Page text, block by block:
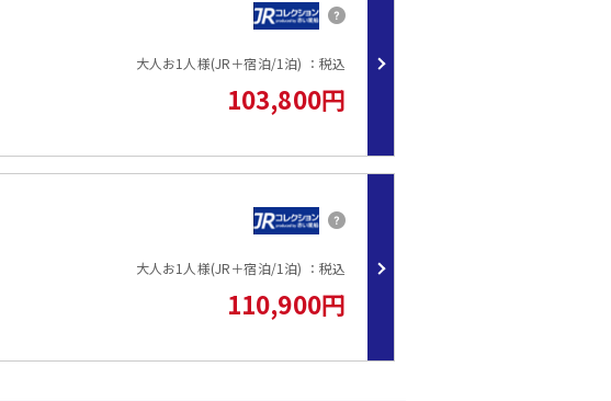
大人お1人様(JR＋宿泊/1泊) ：税込
103,800円
大人お1人様(JR＋宿泊/1泊) ：税込
110,900円